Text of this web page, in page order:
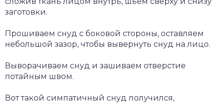
заготовки.
Прошиваем снуд с боковой стороны, оставляем
небольшой зазор, чтобы вывернуть снуд на лицо.
Выворачиваем снуд и зашиваем отверстие
потайным швом.
Вот такой симпатичный снуд получился,